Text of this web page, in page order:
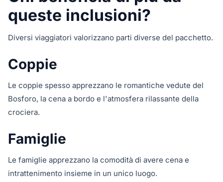
queste inclusioni?
Diversi viaggiatori valorizzano parti diverse del pacchetto.
Coppie
Le coppie spesso apprezzano le romantiche vedute del
Bosforo, la cena a bordo e l'atmosfera rilassante della
crociera.
Famiglie
Le famiglie apprezzano la comodità di avere cena e
intrattenimento insieme in un unico luogo.